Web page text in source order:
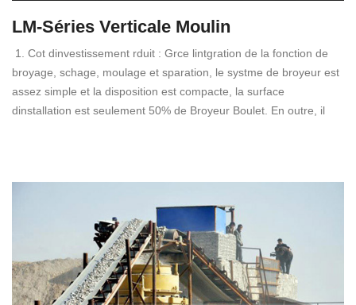
LM-Séries Verticale Moulin
1. Cot dinvestissement rduit : Grce lintgration de la fonction de
broyage, schage, moulage et sparation, le systme de broyeur est
assez simple et la disposition est compacte, la surface
dinstallation est seulement 50% de Broyeur Boulet. En outre, il